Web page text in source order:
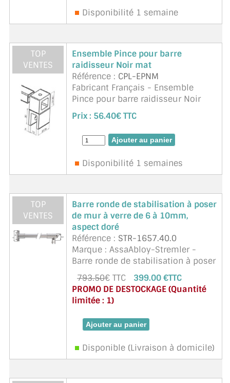
Disponibilité 1 semaine
TOP
VENTES
Ensemble Pince pour barre
raidisseur Noir mat
Référence : CPL-EPNM
Fabricant Français - Ensemble
Pince pour barre raidisseur Noir
mat. Matière aluminium. Existe en
chromé brillant, Noir mat velours,
Blanc 9016 satiné, Inox brossé,
Laiton brossé, Mat ...suite
Prix : 56.40€ TTC
Disponibilité 1 semaines
TOP
VENTES
Barre ronde de stabilisation à poser
de mur à verre de 6 à 10mm,
aspect doré
Référence : STR-1657.40.0
Marque : AssaAbloy-Stremler -
Barre ronde de stabilisation à poser
de mur à verre de 6 à 10mm,
aspect doré
793.50€ TTC 399.00 €TTC
PROMO DE DESTOCKAGE (Quantité
limitée : 1)
Disponible (Livraison à domicile)